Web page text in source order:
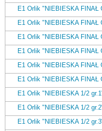
E1 Orlik "NIEBIESKA FINAŁ
E1 Orlik "NIEBIESKA FINAŁ
E1 Orlik "NIEBIESKA FINAŁ
E1 Orlik "NIEBIESKA FINAŁ
E1 Orlik "NIEBIESKA FINAŁ
E1 Orlik "NIEBIESKA FINAŁ
E1 Orlik "NIEBIESKA 1/2
E1 Orlik "NIEBIESKA 1/2
E1 Orlik "NIEBIESKA 1/2